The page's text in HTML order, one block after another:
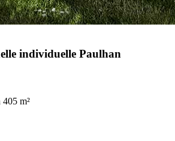
individuelle Paulhan
405 m²